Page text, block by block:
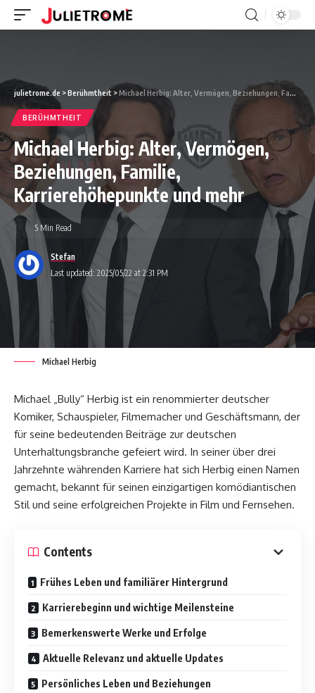
julietrome.de >Berühmtheit >Michael Herbig: Alter, Vermögen, Beziehungen, Familie, Karrierehöhepunkte und mehr
BERÜHMTHEIT
Michael Herbig: Alter, Vermögen,
Beziehungen, Familie,
Karrierehöhepunkte und mehr
Last updated: 2025/05/22 at 2:31 PM
Stefan
5 Min Read
Michael Herbig
Michael „Bully“ Herbig ist ein renommierter deutscher
Komiker, Schauspieler, Filmemacher und Geschäftsmann, der
für seine bedeutenden Beiträge zur deutschen
Unterhaltungsbranche gefeiert wird. In seiner über drei
Jahrzehnte währenden Karriere hat sich Herbig einen Namen
gemacht, bekannt für seinen einzigartigen komödiantischen
Stil und seine erfolgreichen Projekte in Film und Fernsehen.
Contents
Frühes Leben und familiärer Hintergrund
Karrierebeginn und wichtige Meilensteine
Bemerkenswerte Werke und Erfolge
Aktuelle Relevanz und aktuelle Updates
Persönliches Leben und Beziehungen